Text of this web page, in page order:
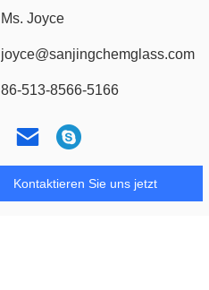
Ms. Joyce
joyce@sanjingchemglass.com
86-513-8566-5166
Kontaktieren Sie uns jetzt